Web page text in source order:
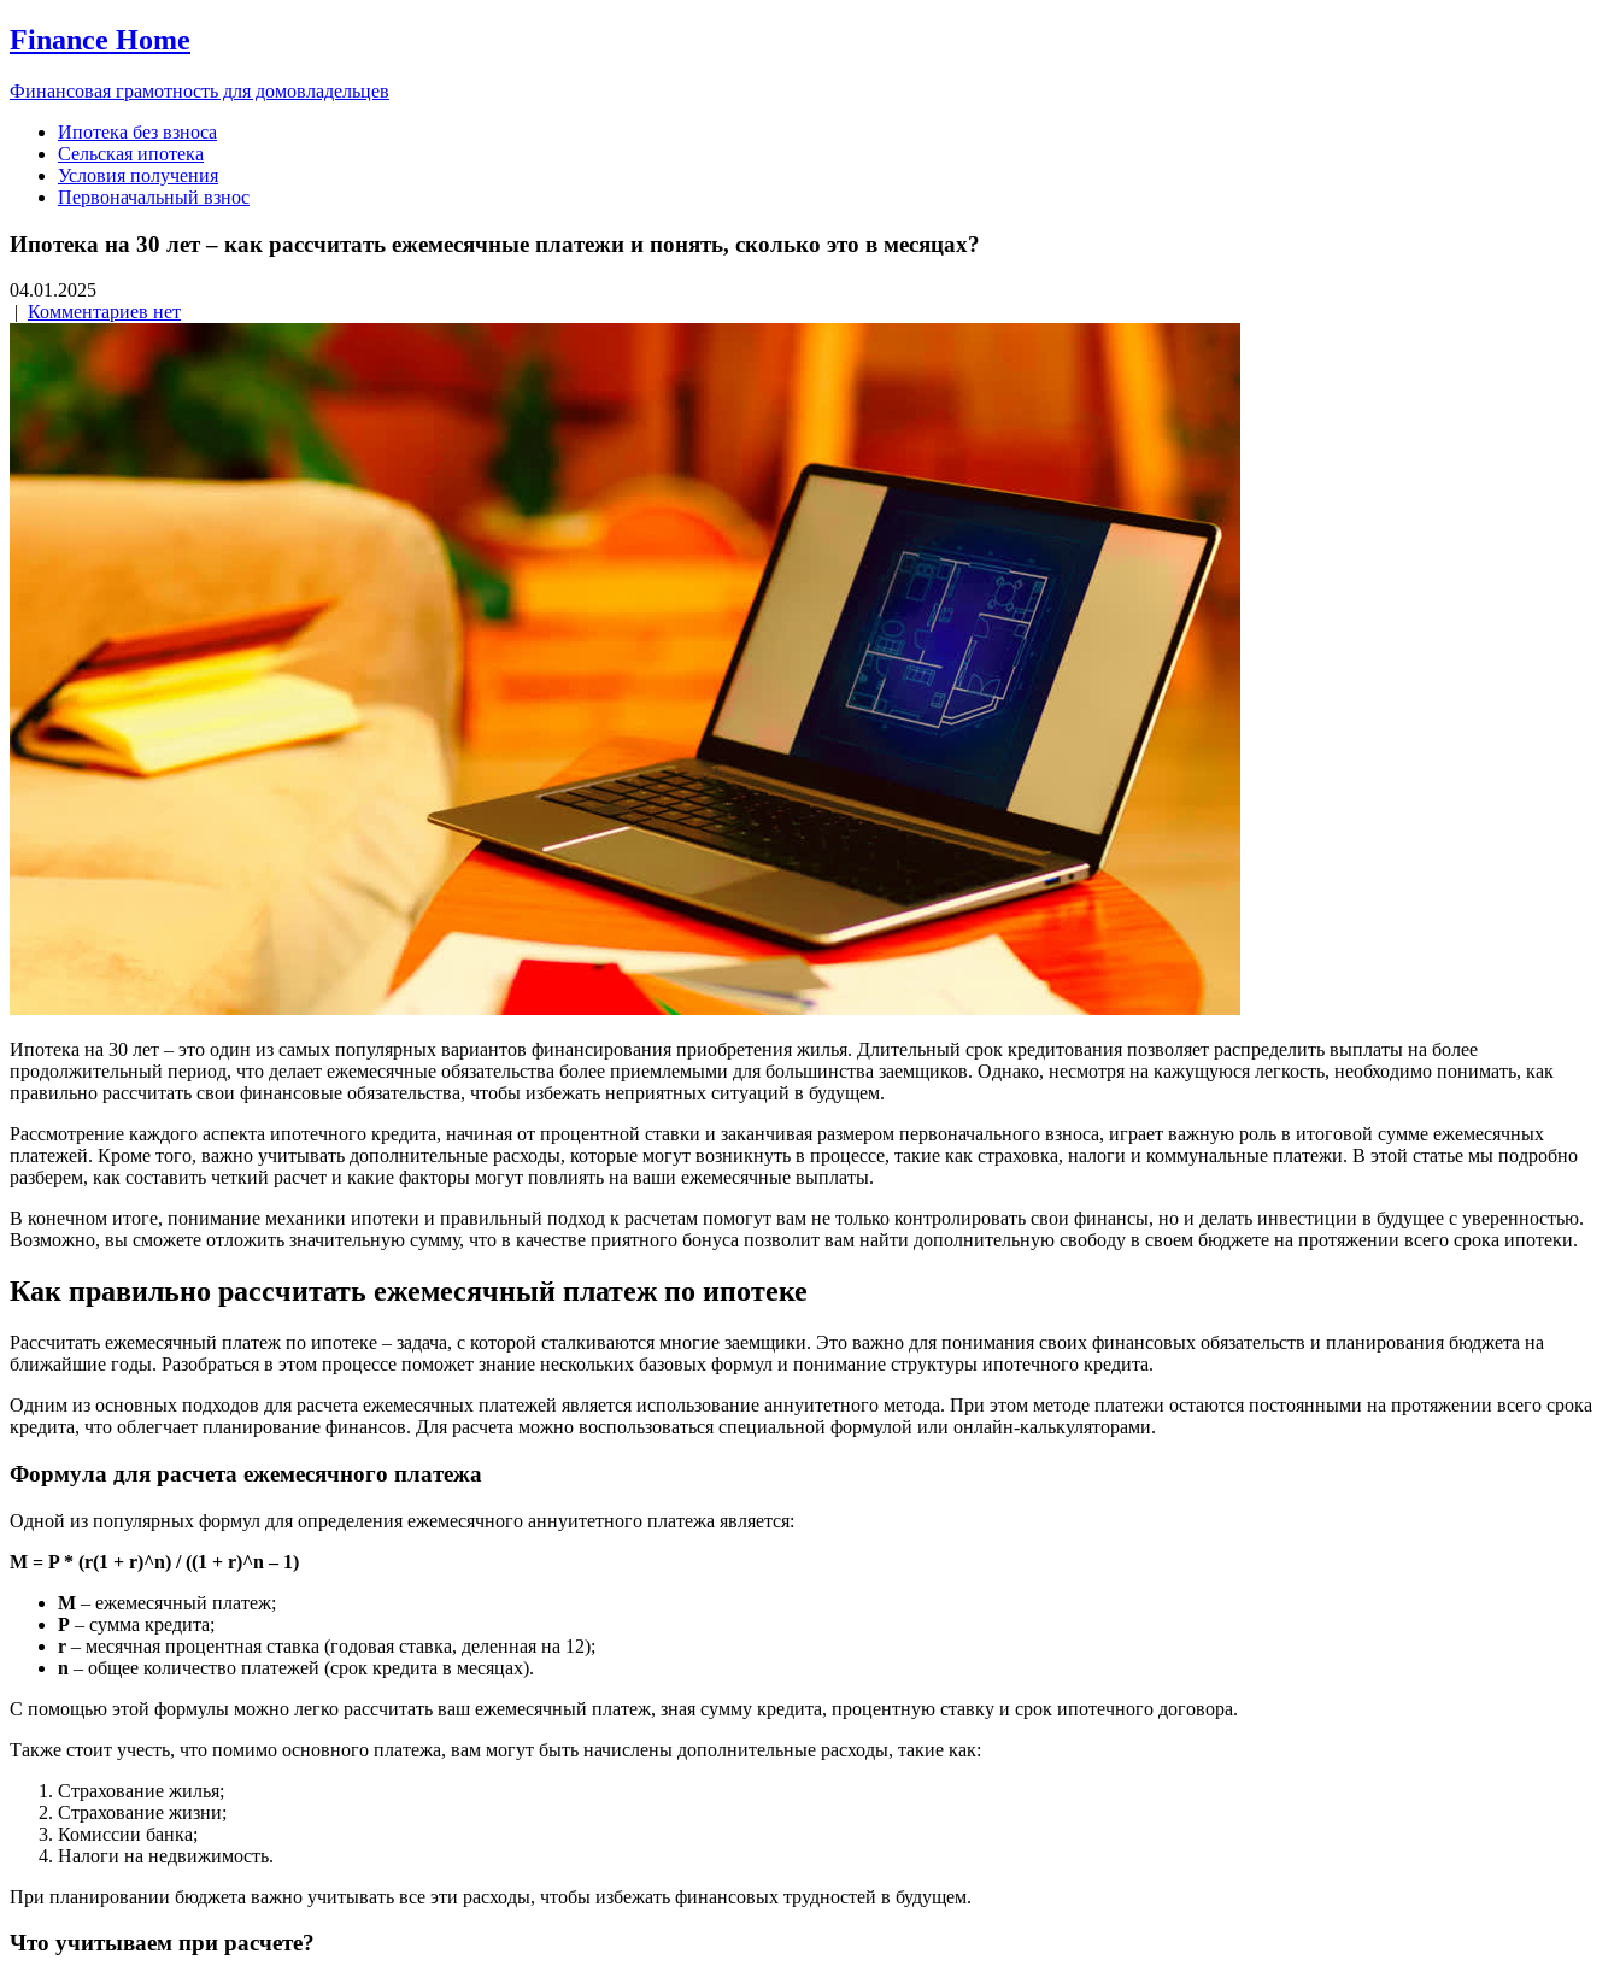
Finance Home
Финансовая грамотность для домовладельцев
Ипотека без взноса
Сельская ипотека
Условия получения
Первоначальный взнос
Ипотека на 30 лет – как рассчитать ежемесячные платежи и понять, сколько это в месяцах?
04.01.2025
| Комментариев нет
Ипотека на 30 лет – это один из самых популярных вариантов финансирования приобретения жилья. Длительный срок кредитования позволяет распределить выплаты на более
продолжительный период, что делает ежемесячные обязательства более приемлемыми для большинства заемщиков. Однако, несмотря на кажущуюся легкость, необходимо понимать, как
правильно рассчитать свои финансовые обязательства, чтобы избежать неприятных ситуаций в будущем.
Рассмотрение каждого аспекта ипотечного кредита, начиная от процентной ставки и заканчивая размером первоначального взноса, играет важную роль в итоговой сумме ежемесячных
платежей. Кроме того, важно учитывать дополнительные расходы, которые могут возникнуть в процессе, такие как страховка, налоги и коммунальные платежи. В этой статье мы подробно
разберем, как составить четкий расчет и какие факторы могут повлиять на ваши ежемесячные выплаты.
В конечном итоге, понимание механики ипотеки и правильный подход к расчетам помогут вам не только контролировать свои финансы, но и делать инвестиции в будущее с уверенностью.
Возможно, вы сможете отложить значительную сумму, что в качестве приятного бонуса позволит вам найти дополнительную свободу в своем бюджете на протяжении всего срока ипотеки.
Как правильно рассчитать ежемесячный платеж по ипотеке
Рассчитать ежемесячный платеж по ипотеке – задача, с которой сталкиваются многие заемщики. Это важно для понимания своих финансовых обязательств и планирования бюджета на
ближайшие годы. Разобраться в этом процессе поможет знание нескольких базовых формул и понимание структуры ипотечного кредита.
Одним из основных подходов для расчета ежемесячных платежей является использование аннуитетного метода. При этом методе платежи остаются постоянными на протяжении всего срока
кредита, что облегчает планирование финансов. Для расчета можно воспользоваться специальной формулой или онлайн-калькуляторами.
Формула для расчета ежемесячного платежа
Одной из популярных формул для определения ежемесячного аннуитетного платежа является:
M = P * (r(1 + r)^n) / ((1 + r)^n – 1)
M – ежемесячный платеж;
P – сумма кредита;
r – месячная процентная ставка (годовая ставка, деленная на 12);
n – общее количество платежей (срок кредита в месяцах).
С помощью этой формулы можно легко рассчитать ваш ежемесячный платеж, зная сумму кредита, процентную ставку и срок ипотечного договора.
Также стоит учесть, что помимо основного платежа, вам могут быть начислены дополнительные расходы, такие как:
Страхование жилья;
Страхование жизни;
Комиссии банка;
Налоги на недвижимость.
При планировании бюджета важно учитывать все эти расходы, чтобы избежать финансовых трудностей в будущем.
Что учитываем при расчете?